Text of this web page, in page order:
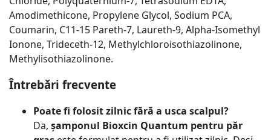
Amodimethicone, Propylene Glycol, Sodium PCA,
Coumarin, C11-15 Pareth-7, Laureth-9, Alpha-Isomethyl
Ionone, Trideceth-12, Methylchloroisothiazolinone,
Methylisothiazolinone.
Întrebări frecvente
Poate fi folosit zilnic fără a usca scalpul?
Da, șamponul Bioxcin Quantum pentru păr